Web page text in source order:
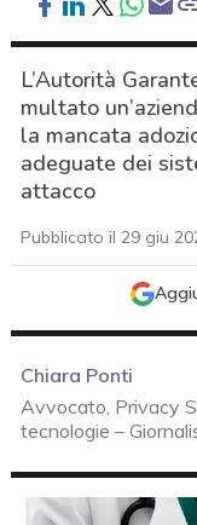
L’Autorità
multato
la mancata
adeguate dei
attacco
Pubblicato il 29 giu
Chiara Ponti
Avvocato, Privacy
tecnologie –